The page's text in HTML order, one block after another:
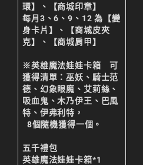
環】、【商城印章】
每月3、6、9、12 為【變
身卡片】、【商城皮夾
克】、【商城肩甲】
※英雄魔法娃娃卡箱 可
獲得清單：巫妖、騎士范
德、幻象眼魔、艾莉絲、
吸血鬼、木乃伊王、巴風
特、伊弗利特，
8個隨機獲得一個。
五千禮包
英雄魔法娃娃卡箱*1